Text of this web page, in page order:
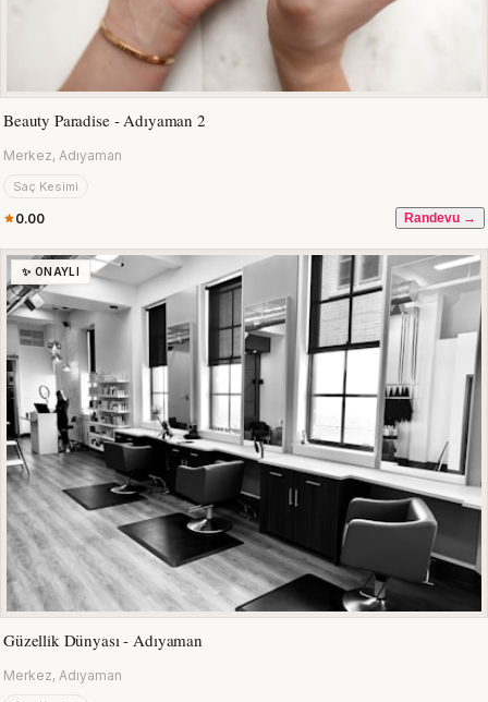
Beauty Paradise - Adıyaman 2
Merkez, Adıyaman
Saç Kesimi
0.00 Randevu →
✨ ONAYLI
Güzellik Dünyası - Adıyaman
Merkez, Adıyaman